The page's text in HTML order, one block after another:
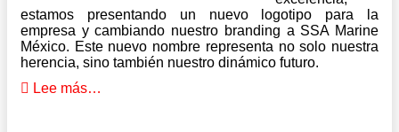
estamos presentando un nuevo logotipo para la
empresa y cambiando nuestro branding a SSA Marine
México. Este nuevo nombre representa no solo nuestra
herencia, sino también nuestro dinámico futuro.
Lee más…